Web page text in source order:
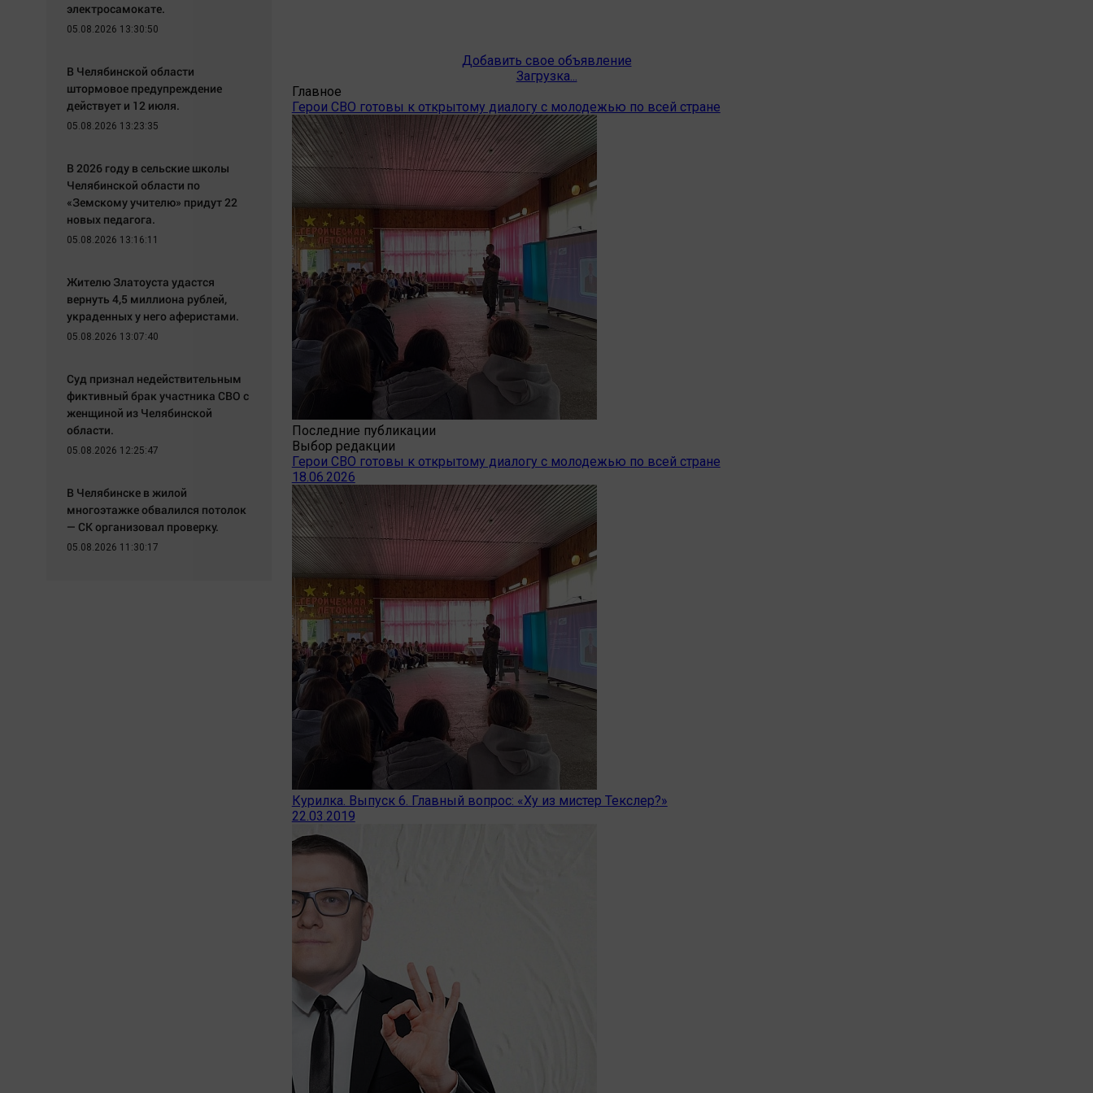
электросамокате.
05.08.2026 13:30:50
В Челябинской области
штормовое предупреждение
действует и 12 июля.
05.08.2026 13:23:35
В 2026 году в сельские школы
Челябинской области по
«Земскому учителю» придут 22
новых педагога.
05.08.2026 13:16:11
Жителю Златоуста удастся
вернуть 4,5 миллиона рублей,
украденных у него аферистами.
05.08.2026 13:07:40
Суд признал недействительным
фиктивный брак участника СВО с
женщиной из Челябинской
области.
05.08.2026 12:25:47
В Челябинске в жилой
многоэтажке обвалился потолок
— СК организовал проверку.
05.08.2026 11:30:17
Добавить свое объявление
Загрузка...
Главное
Герои СВО готовы к открытому диалогу с молодежью по всей стране
Последние публикации
Выбор редакции
Герои СВО готовы к открытому диалогу с молодежью по всей стране
18.06.2026
Курилка. Выпуск 6. Главный вопрос: «Ху из мистер Текслер?»
22.03.2019